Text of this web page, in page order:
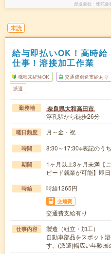
派遣会社 株式会
未読
給与即払いOK！高時
仕事！溶接加工作業
職種未経験OK 交通費別途支給あり
派遣
勤務地 奈良県大和高田市
浮孔駅から徒歩26分
曜日頻度 月～金・祝
時間 8:30～17:30※表記のうち
期間
1ヶ月以上3ヶ月未満【
ピード就業が可能】即
時給 時給1265円
交通費
交通費支給有り
仕事内容
製造（組立・加工）
自動車部品をスポット
す。(派遣)幅広い年齢